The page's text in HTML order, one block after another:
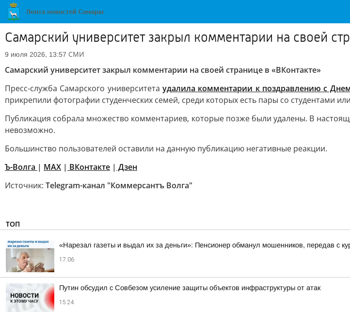
Самарский университет закрыл комментарии на своей
9 июля 2026, 13:57 СМИ
Самарский университет закрыл комментарии на своей странице в «ВКонтакте»
Пресс-служба Самарского университетаудалила комментарии к поздравлению с
прикрепили фотографии студенческих семей, среди которых есть пары со студентами
Публикация собрала множество комментариев, которые позже были удалены. В
невозможно.
Большинство пользователей оставили на данную публикацию негативные реакции.
Ъ-Волга | МАХ | ВКонтакте | Дзен
Источник: Telegram-канал "Коммерсантъ Волга"
ТОП
«Нарезал газеты и выдал их за деньги»: Пенсионер обманул мошенников, передав с
17:06
Путин обсудил с Совбезом усиление защиты объектов инфраструктуры от атак
15:24